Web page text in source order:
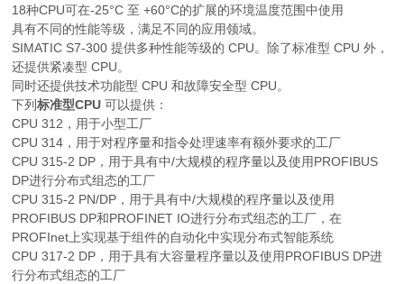
18种CPU可在-25°C 至 +60°C的扩展的环境温度范围中使用
具有不同的性能等级，满足不同的应用领域。
SIMATIC S7-300 提供多种性能等级的 CPU。除了标准型 CPU 外，
还提供紧凑型 CPU。
同时还提供技术功能型 CPU 和故障安全型 CPU。
下列标准型CPU 可以提供：
CPU 312，用于小型工厂
CPU 314，用于对程序量和指令处理速率有额外要求的工厂
CPU 315-2 DP，用于具有中/大规模的程序量以及使用PROFIBUS
DP进行分布式组态的工厂
CPU 315-2 PN/DP，用于具有中/大规模的程序量以及使用
PROFIBUS DP和PROFINET IO进行分布式组态的工厂，在
PROFInet上实现基于组件的自动化中实现分布式智能系统
CPU 317-2 DP，用于具有大容量程序量以及使用PROFIBUS DP进
行分布式组态的工厂